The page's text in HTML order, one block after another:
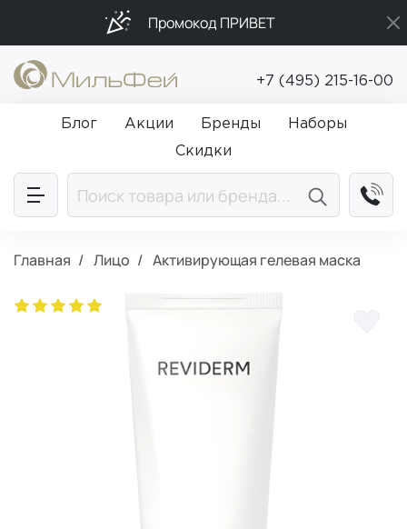
Промокод ПРИВЕТ
Бесплатная доставка от 5 000₽
Подарки в каждый заказ от 5 000₽
+7 (495) 215-16-00
Блог Акции Бренды
Наборы
Скидки
Главная Лицо Активирующая гелевая маска